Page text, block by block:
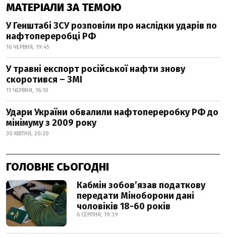
МАТЕРІАЛИ ЗА ТЕМОЮ
У Генштабі ЗСУ розповіли про наслідки ударів по
нафтопереробці РФ
16 ЧЕРВНЯ, 19:45
У травні експорт російської нафти знову
скоротився – ЗМІ
11 ЧЕРВНЯ, 16:10
Удари України обвалили нафтопереробку РФ до
мінімуму з 2009 року
30 КВІТНЯ, 20:20
ГОЛОВНЕ СЬОГОДНІ
Кабмін зобовʼязав податкову
передати Міноборони дані
чоловіків 18-60 років
6 СЕРПНЯ, 19:39